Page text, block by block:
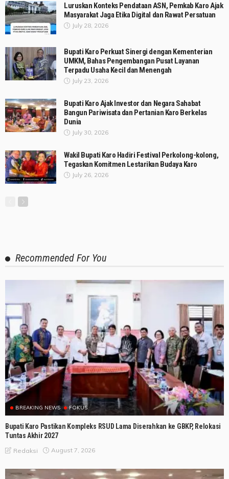
Luruskan Konteks Pendataan ASN, Pemkab Karo Ajak
Masyarakat Jaga Etika Digital dan Rawat Persatuan
July 28, 2026
Bupati Karo Perkuat Sinergi dengan Kementerian
UMKM, Bahas Pengembangan Pusat Layanan
Terpadu Usaha Kecil dan Menengah
July 23, 2026
Bupati Karo Ajak Investor dan Negara Sahabat
Bangun Pariwisata dan Pertanian Karo Berkelas
Dunia
July 30, 2026
Wakil Bupati Karo Hadiri Festival Perkolong-kolong,
Tegaskan Komitmen Lestarikan Budaya Karo
July 26, 2026
Recommended For You
BREAKING NEWS FOKUS
Bupati Karo Pastikan Kompleks RSUD Lama Diserahkan ke GBKP, Relokasi
Tuntas Akhir 2027
Redaksi August 7, 2026